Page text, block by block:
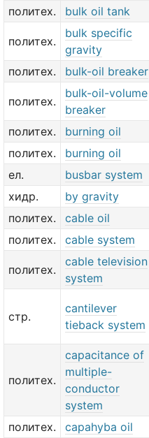
политех.
bulk oil tank
политех.
bulk specific
gravity
политех.
bulk-oil breaker
политех.
bulk-oil-volume
breaker
политех. burning oil
политех.
burning oil
ел.
busbar system
хидр.
by gravity
политех.
cable oil
политех.
cable system
политех.
cable television
system
стр.
cantilever
tieback system
политех.
capacitance of
multiple-
conductor
system
политех. capahyba oil